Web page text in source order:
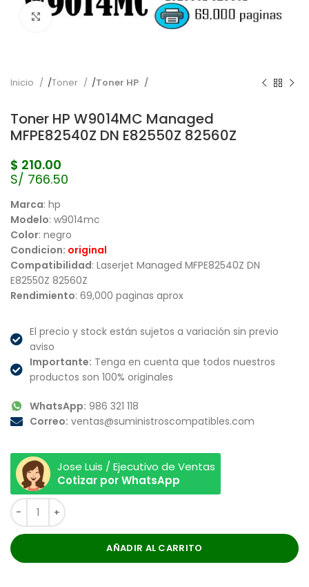
Pulse para ampliar
Inicio Toner Toner HP
Toner HP W9014MC Managed
MFPE82540Z DN E82550Z 82560Z
$ 210.00
S/ 766.50
Marca: hp
Modelo: w9014mc
Color: negro
Condicion: original
Compatibilidad: Laserjet Managed MFPE82540Z DN
E82550Z 82560Z
Rendimiento: 69,000 paginas aprox
El precio y stock están sujetos a variación sin previo
aviso
Importante: Tenga en cuenta que todos nuestros
productos son 100% originales
WhatsApp: 986 321 118
Correo: ventas@suministroscompatibles.com
Jose Luis / Ejecutivo de Ventas
Cotizar por WhatsApp
AÑADIR AL CARRITO